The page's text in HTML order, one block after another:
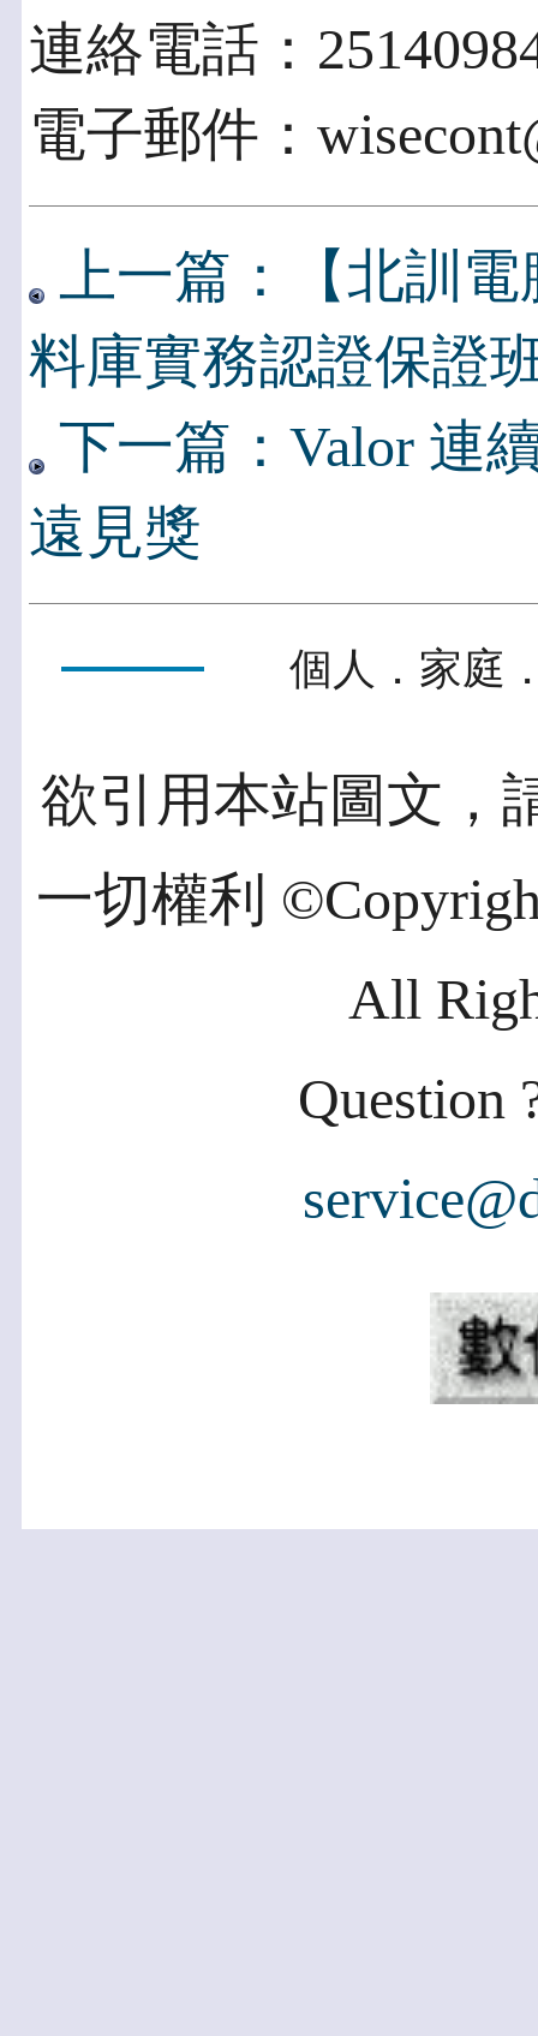
連絡電話：
電子郵件：
上一篇：【北訓電
料庫實務認證保證
下一篇：Valor 連
遠見獎
個人．家庭
欲引用本站圖文，
一切權利
All
Question